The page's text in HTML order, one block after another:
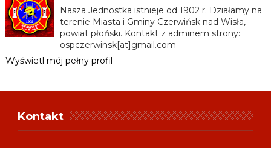
Nasza Jednostka istnieje od 1902 r. Działamy na
terenie Miasta i Gminy Czerwińsk nad Wisła,
powiat płoński. Kontakt z adminem strony:
ospczerwinsk[at]gmail.com
Wyświetl mój pełny profil
Kontakt